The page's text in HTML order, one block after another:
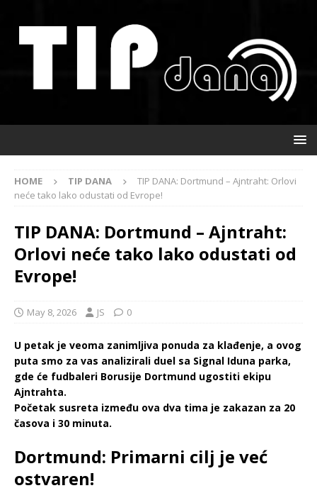
HOME TIP DANA
TIP DANA: Dortmund – Ajntraht: Orlovi
neće tako lako odustati od Evrope!
TIP DANA: Dortmund – Ajntraht:
Orlovi neće tako lako odustati od
Evrope!
May 8, 2026 JS 0
U petak je veoma zanimljiva ponuda za klađenje, a ovog
puta smo za vas analizirali duel sa Signal Iduna parka,
gde će fudbaleri Borusije Dortmund ugostiti ekipu
Ajntrahta.
Početak susreta između ova dva tima je zakazan za 20
časova i 30 minuta.
Dortmund: Primarni cilj je već
ostvaren!